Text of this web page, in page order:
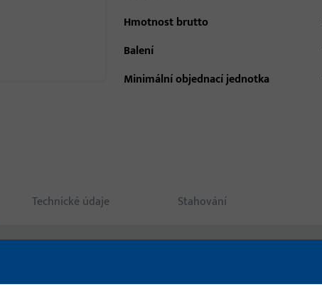
Hmotnost brutto
Balení
Minimální objednací jednotka
Technické údaje Stahování